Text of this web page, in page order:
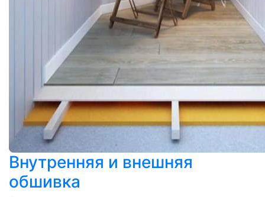
Внутренняя и внешняя
обшивка